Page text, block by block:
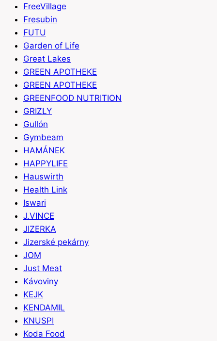
FreeVillage
Fresubin
FUTU
Garden of Life
Great Lakes
GREEN APOTHEKE
GREEN APOTHEKE
GREENFOOD NUTRITION
GRIZLY
Gullón
Gymbeam
HAMÁNEK
HAPPYLIFE
Hauswirth
Health Link
Iswari
J.VINCE
JIZERKA
Jizerské pekárny
JOM
Just Meat
Kávoviny
KEJK
KENDAMIL
KNUSPI
Koda Food